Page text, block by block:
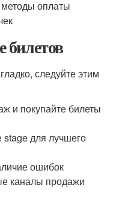
оплаты
билетов
следуйте этим
и покупайте билеты
для лучшего
ошибок
каналы продажи